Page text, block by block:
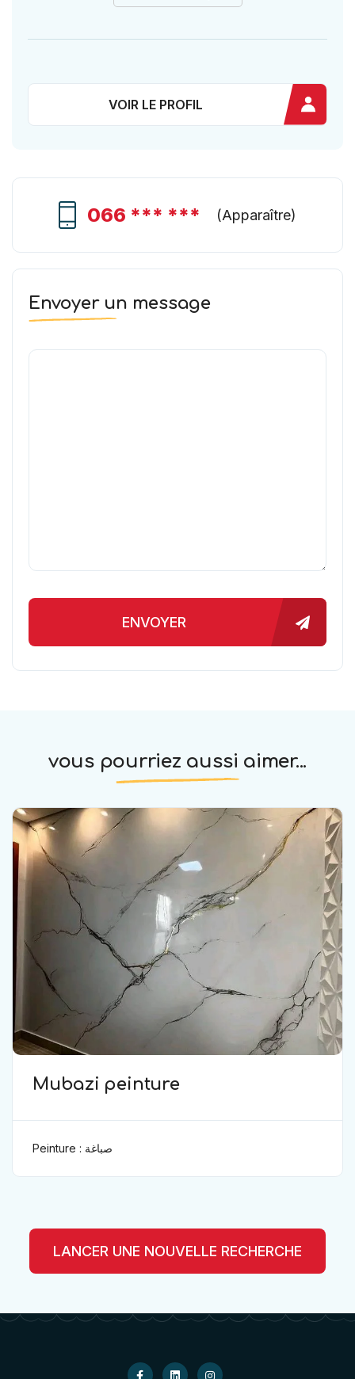
VOIR LE PROFIL
066 *** *** (Apparaître)
Envoyer un message
ENVOYER
vous pourriez aussi aimer...
Mubazi peinture
Peinture : صباغة
LANCER UNE NOUVELLE RECHERCHE